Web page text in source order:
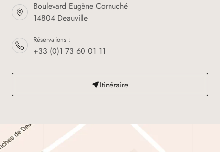
Boulevard Eugène Cornuché
14804 Deauville
Réservations :
+33 (0)1 73 60 01 11
Itinéraire